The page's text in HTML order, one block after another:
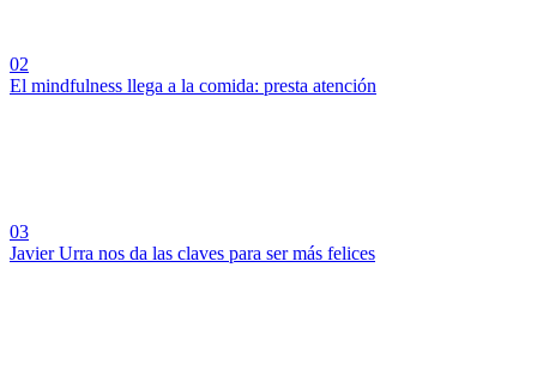
02
El mindfulness llega a la comida: presta atención
03
Javier Urra nos da las claves para ser más felices